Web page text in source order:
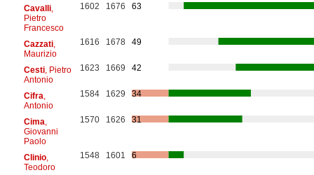
Cavalli,
Pietro
Francesco
1602 1676 63
Cazzati,
Maurizio
1616 1678 49
Cesti, Pietro
Antonio
1623 1669 42
Cifra
Antonio
1584 1629 34
Cima
Giovanni
Paolo
1570 1626 31
Clinio,
Teodoro
1548 1601 6